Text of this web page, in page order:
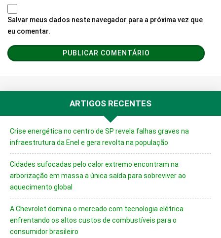
Salvar meus dados neste navegador para a próxima vez que
eu comentar.
ARTIGOS RECENTES
Crise energética no centro de SP revela falhas graves na
infraestrutura da Enel e gera revolta na população
Cidades sufocadas pelo calor extremo encontram na
arborização em massa a única saída para sobreviver ao
aquecimento global
A Chevrolet domina o mercado com tecnologia elétrica
enfrentando os altos custos de combustíveis para o
consumidor brasileiro